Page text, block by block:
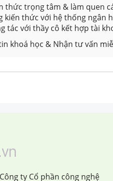
thức trọng tâm & làm quen
kiến thức với hệ thống ngân
tác với thầy cô kết hợp tài
khoá học & Nhận tư vấn
ty Cổ phần công nghệ